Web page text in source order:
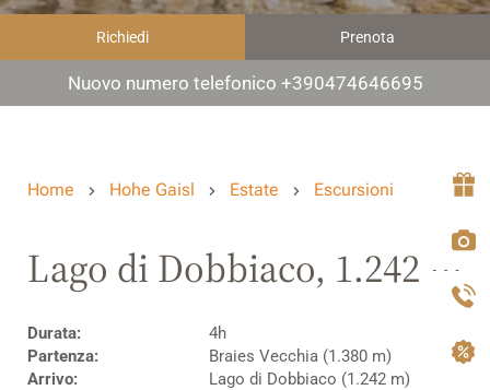
Richiedi Prenota
Nuovo numero telefonico +390474646695
Home Hohe Gaisl Estate Escursioni
Lago di Dobbiaco, 1.242 m
Durata:
4h
Partenza:
Braies Vecchia (1.380 m)
Arrivo:
Lago di Dobbiaco (1.242 m)